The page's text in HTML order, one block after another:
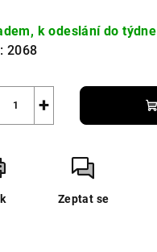
k odeslání do týdne
2068
+
Zeptat se